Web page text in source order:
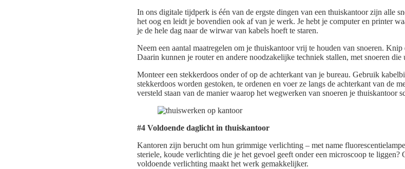
In ons digitale tijdperk is één van de ergste dingen van een thuiskantoor zijn alle
het oog en leidt je bovendien ook af van je werk. Je hebt je computer en printer
je de hele dag naar de wirwar van kabels hoeft te staren.
Neem een aantal maatregelen om je thuiskantoor vrij te houden van snoeren.
Daarin kunnen je router en andere noodzakelijke techniek stallen, met snoeren die
Monteer een stekkerdoos onder of op de achterkant van je bureau. Gebruik
stekkerdoos worden gestoken, te ordenen en voer ze langs de achterkant van de
versteld staan van de manier waarop het wegwerken van snoeren je thuiskantoor
#4 Voldoende daglicht in thuiskantoor
Kantoren zijn berucht om hun grimmige verlichting – met name
steriele, koude verlichting die je het gevoel geeft onder een microscoop te liggen?
voldoende verlichting maakt het werk gemakkelijker.